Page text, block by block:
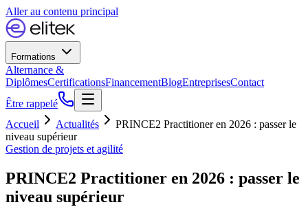
Aller au contenu principal
Formations
Alternance &
DiplômesCertificationsFinancementBlogEntreprisesContact
Être rappelé
Accueil
Actualités
PRINCE2 Practitioner en 2026 : passer le
niveau supérieur
Gestion de projets et agilité
PRINCE2 Practitioner en 2026 : passer le
niveau supérieur